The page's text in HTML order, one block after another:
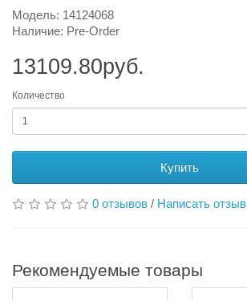
Модель: 14124068
Наличие: Pre-Order
13109.80руб.
Количество
Купить
0 отзывов / Написать отзыв
Рекомендуемые товары